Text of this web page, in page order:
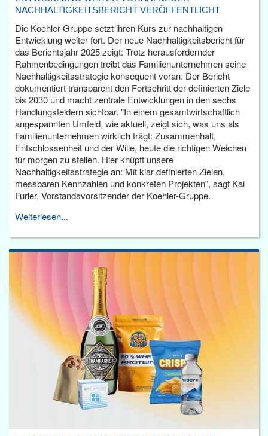
NACHHALTIGKEITSBERICHT VERÖFFENTLICHT
Die Koehler-Gruppe setzt ihren Kurs zur nachhaltigen
Entwicklung weiter fort. Der neue Nachhaltigkeitsbericht für
das Berichtsjahr 2025 zeigt: Trotz herausfordernder
Rahmenbedingungen treibt das Familienunternehmen seine
Nachhaltigkeitsstrategie konsequent voran. Der Bericht
dokumentiert transparent den Fortschritt der definierten Ziele
bis 2030 und macht zentrale Entwicklungen in den sechs
Handlungsfeldern sichtbar. "In einem gesamtwirtschaftlich
angespannten Umfeld, wie aktuell, zeigt sich, was uns als
Familienunternehmen wirklich trägt: Zusammenhalt,
Entschlossenheit und der Wille, heute die richtigen Weichen
für morgen zu stellen. Hier knüpft unsere
Nachhaltigkeitsstrategie an: Mit klar definierten Zielen,
messbaren Kennzahlen und konkreten Projekten", sagt Kai
Furler, Vorstandsvorsitzender der Koehler-Gruppe.
Weiterlesen...